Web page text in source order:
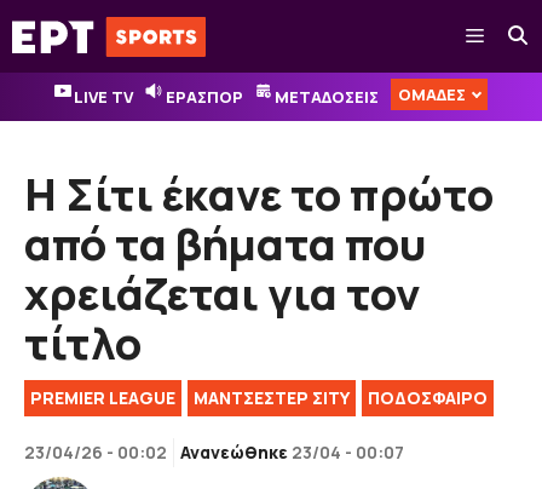
Μετάβαση
σε
περιεχόμενο
Μενού
LIVE TV ΕΡΑΣΠΟΡ ΜΕΤΑΔΟΣΕΙΣ ΟΜΑΔΕΣ
Η Σίτι έκανε το πρώτο
από τα βήματα που
χρειάζεται για τον
τίτλο
PREMIER LEAGUE ΜΑΝΤΣΕΣΤΕΡ ΣΙΤΥ ΠΟΔΟΣΦΑΙΡΟ
23/04/26 - 00:02 Ανανεώθηκε 23/04 - 00:07